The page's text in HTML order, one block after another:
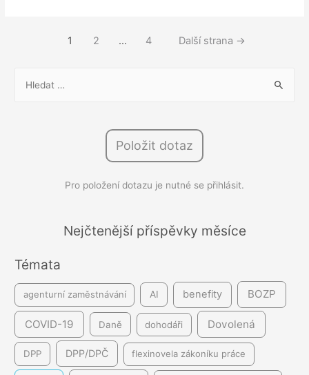
pošty
Stránkování
1 2 … 4 Další strana →
í
Položit dotaz
Pro položení dotazu je nutné se přihlásit.
Nejčtenější příspěvky měsíce
Témata
agenturní zaměstnávání AI benefity BOZP
COVID-19 Daně dohodáři Dovolená
DPP DPP/DPČ flexinovela zákoníku práce